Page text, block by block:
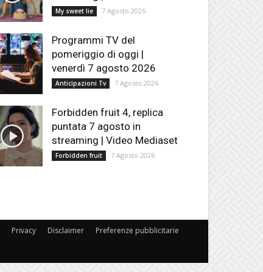
My sweet lie 7 Agosto 2026
Programmi TV del
pomeriggio di oggi |
venerdì 7 agosto 2026
Anticipazioni Tv 7 Agosto 2026
Forbidden fruit 4, replica
puntata 7 agosto in
streaming | Video Mediaset
Forbidden fruit 7 Agosto 2026
Privacy Disclaimer Preferenze pubblicitarie